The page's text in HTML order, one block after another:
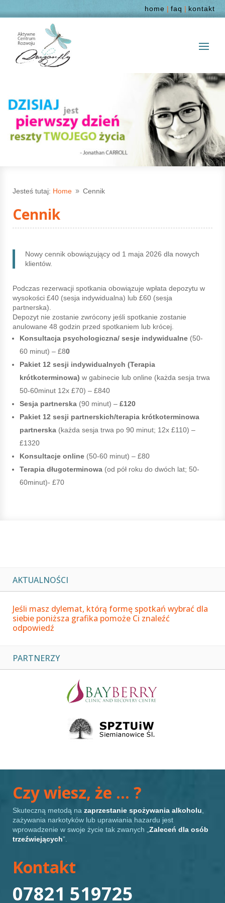
home | faq | kontakt
AKTUALNOŚCI
Jeśli masz dylemat, którą formę spotkań wybrać dla
siebie poniższa grafika pomoże Ci znaleźć
odpowiedź
PARTNERZY
Jesteś tutaj: Home 9 Cennik
Cennik
Nowy cennik obowiązujący od 1 maja 2026 dla nowych
klientów.
Podczas rezerwacji spotkania obowiązuje wpłata depozytu w
wysokości £40 (sesja indywidualna) lub £60 (sesja
partnerska).
Depozyt nie zostanie zwrócony jeśli spotkanie zostanie
anulowane 48 godzin przed spotkaniem lub krócej.
Konsultacja psychologiczna/ sesje indywidualne (50-
60 minut) – £80
Pakiet 12 sesji indywidualnych (Terapia
krótkoterminowa) w gabinecie lub online (każda sesja trwa
50-60minut 12x £70) – £840
Sesja partnerska (90 minut) – £120
Pakiet 12 sesji partnerskich/terapia krótkoterminowa
partnerska (każda sesja trwa po 90 minut; 12x £110) –
£1320
Konsultacje online (50-60 minut) – £80
Terapia długoterminowa (od pół roku do dwóch lat; 50-
60minut)- £70
Czy wiesz, że … ?
Skuteczną metodą na zaprzestanie spożywania alkoholu
zażywania narkotyków lub uprawiania hazardu jest
wprowadzenie w swoje życie tak zwanych „ Zaleceń dla osób
trzeźwiejących”.
Kontakt
07821 519725